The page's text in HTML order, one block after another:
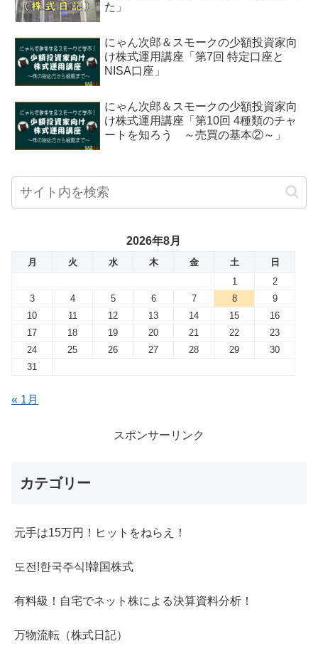
た」
にゃん次郎＆スモークの少額投資家向
け株式運用講座「第7回 特定口座と
NISA口座」
にゃん次郎＆スモークの少額投資家向
け株式運用講座「第10回 4種類のチャ
ートを知ろう ～売買の基本②～」
2026年8月
月 火 水 木 金 土
日
1
2
3
4 5 6 7 8
9
10
11 12 13 14 15
16
17
18 19 20 21 22
23
24
25 26 27 28 29
30
31
« 1月
スポンサーリンク
カテゴリー
元手は15万円！ヒットをねらえ！
도전!한국주식!韓国株式
有料級！自宅でネット株による決算資料分析！
万物流転（株式日記）